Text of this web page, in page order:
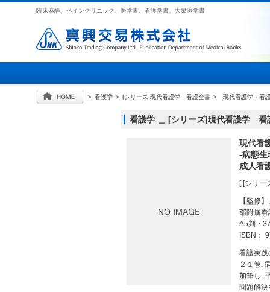
臨床麻酔、ペインクリニック、医学書、看護学書、大衆医学書
> 看護学 > [シリーズ]現代看護学 看護全書 > 現代看護学・看
看護学 ＿ [シリーズ]現代看護学 看
現代看
-病態生
成人看
[ [シリ
【監修
部附属看
A5判・
ISBN：
看護実践
２１巻.
加筆し,
問題解